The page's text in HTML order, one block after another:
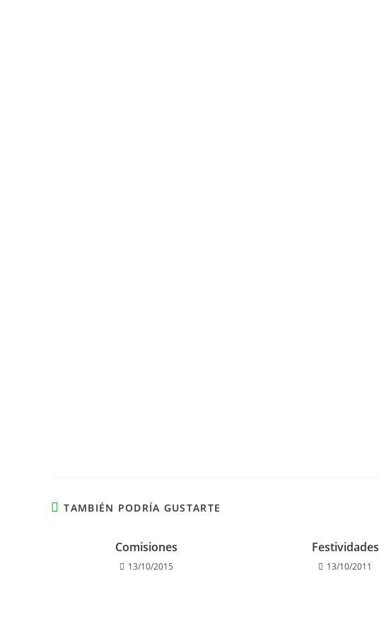
TAMBIÉN PODRÍA GUSTARTE
Comisiones
13/10/2015
Festividades
13/10/2011